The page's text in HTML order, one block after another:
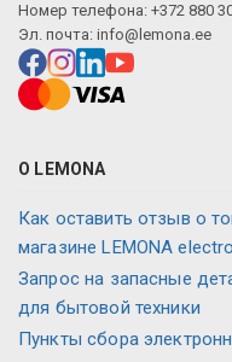
Номер телефона: +372 880
Эл. почта: info@lemona.ee
О LEMONA
Как оставить отзыв о
магазине LEMONA
Запрос на запасные
для бытовой техники
Пункты сбора